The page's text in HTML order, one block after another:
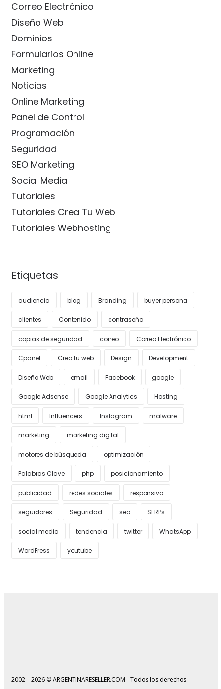
Correo Electrónico
Diseño Web
Dominios
Formularios Online
Marketing
Noticias
Online Marketing
Panel de Control
Programación
Seguridad
SEO Marketing
Social Media
Tutoriales
Tutoriales Crea Tu Web
Tutoriales Webhosting
Etiquetas
audiencia blog Branding buyer persona
clientes Contenido contraseña
copias de seguridad correo Correo Electrónico
Cpanel Crea tu web Design Development
Diseño Web email Facebook google
Google Adsense Google Analytics Hosting
html Influencers Instagram malware
marketing marketing digital
motores de búsqueda optimización
Palabras Clave php posicionamiento
publicidad redes sociales responsivo
seguidores Seguridad seo SERPs
social media tendencia twitter WhatsApp
WordPress youtube
2002 – 2026 © ARGENTINARESELLER.COM - Todos los derechos